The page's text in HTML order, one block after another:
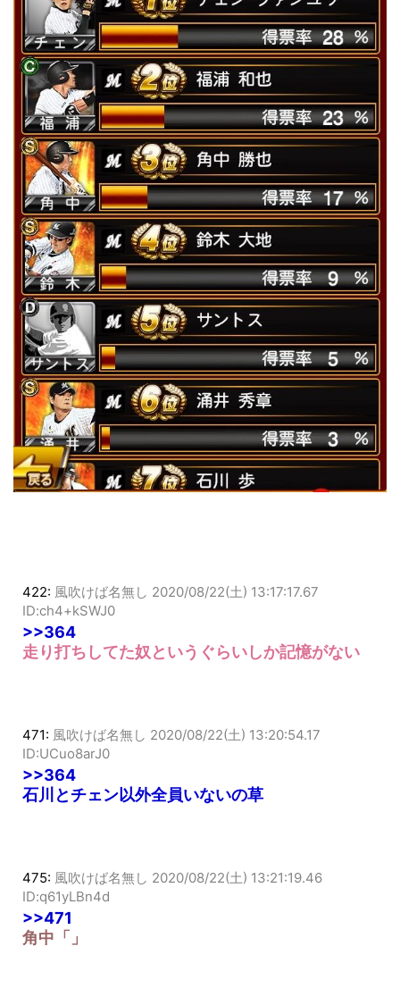
422: 風吹けば名無し 2020/08/22(土) 13:17:17.67
ID:ch4+kSWJ0
>>364
走り打ちしてた奴というぐらいしか記憶がない
471: 風吹けば名無し 2020/08/22(土) 13:20:54.17
ID:UCuo8arJ0
>>364
石川とチェン以外全員いないの草
475: 風吹けば名無し 2020/08/22(土) 13:21:19.46
ID:q61yLBn4d
>>471
角中「」